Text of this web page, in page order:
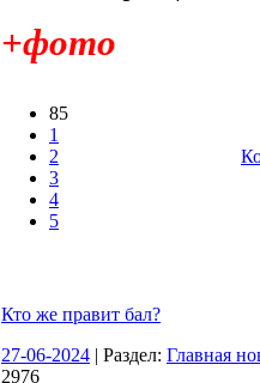
+фото
85
1
2
3
4
5
Кто же правит бал?
27-06-2024 | Раздел: Главная
2976